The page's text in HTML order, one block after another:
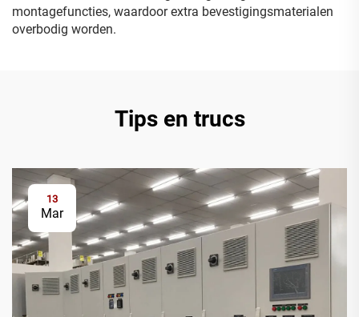
montagefuncties, waardoor extra bevestigingsmaterialen
overbodig worden.
Tips en trucs
13
Mar